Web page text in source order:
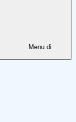
Menu di